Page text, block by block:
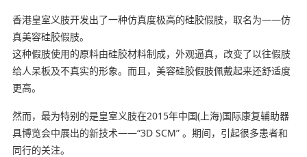
香港皇室义肢开发出了一种仿真度极高的硅胶假肢，取名为——仿
真美容硅胶假肢。
这种假肢使用的原料由硅胶材料制成，外观逼真，改变了以往假肢
给人呆板及不真实的形象。而且，美容硅胶假肢佩戴起来还舒适度
更高。
然而，最为特别的是皇室义肢在2015年中国(上海)国际康复辅助器
具博览会中展出的新技术——“3D SCM” 。期间，引起很多患者和
同行的关注。